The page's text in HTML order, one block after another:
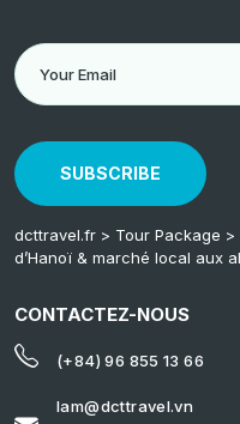
SUBSCRIBE
dcttravel.fr > Tour Package >
d’Hanoï & marché local aux
CONTACTEZ-NOUS
(+84) 96 855 13 66
lam@dcttravel.vn